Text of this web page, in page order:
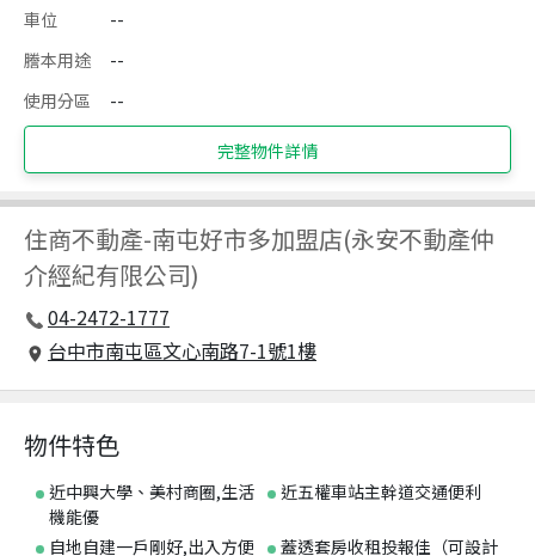
車位
--
謄本用途
--
使用分區
--
完整物件詳情
住商不動產-南屯好市多加盟店(永安不動產仲
介經紀有限公司)
04-2472-1777
台中市南屯區文心南路7-1號1樓
物件特色
近中興大學、美村商圈,生活
機能優
近五權車站主幹道交通便利
自地自建一戶剛好,出入方便
蓋透套房收租投報佳（可設計